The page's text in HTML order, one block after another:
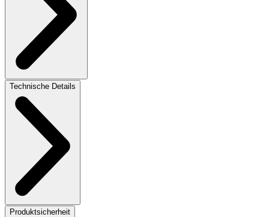
Technische Details
Produktsicherheit